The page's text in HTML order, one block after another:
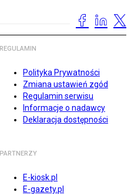
REGULAMIN
Polityka Prywatności
Zmiana ustawień zgód
Regulamin serwisu
Informacje o nadawcy
Deklaracja dostępności
PARTNERZY
E-kiosk.pl
E-gazety.pl